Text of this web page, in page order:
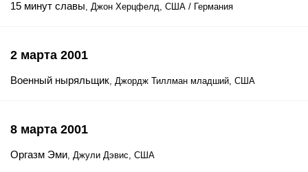
15 минут славы, Джон Херцфелд, США / Германия
2 марта 2001
Военный ныряльщик, Джордж Тиллман младший, США
8 марта 2001
Оргазм Эми, Джули Дэвис, США